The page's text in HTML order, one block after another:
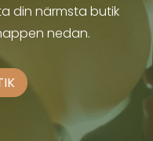
din närmsta butik
nedan.